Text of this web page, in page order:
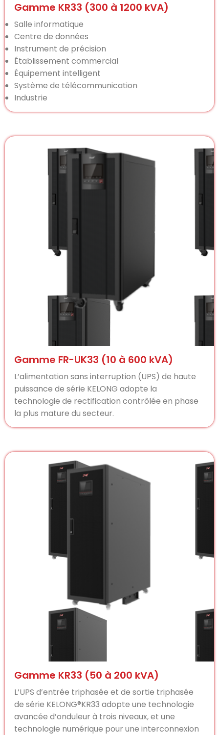
Gamme KR33 (300 à 1200 kVA)
Salle informatique
Centre de données
Instrument de précision
Établissement commercial
Équipement intelligent
Système de télécommunication
Industrie
Gamme FR-UK33 (10 à 600 kVA)
L’alimentation sans interruption (UPS) de haute
puissance de série KELONG adopte la
technologie de rectification contrôlée en phase
la plus mature du secteur.
Gamme KR33 (50 à 200 kVA)
L’UPS d’entrée triphasée et de sortie triphasée
de série KELONG®KR33 adopte une technologie
avancée d’onduleur à trois niveaux, et une
technologie numérique pour une interconnexion